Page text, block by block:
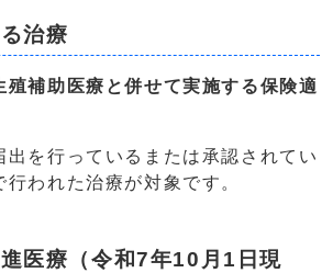
治療
殖補助医療と併せて実施する保険適
を行っているまたは承認されてい
われた治療が対象です。
医療（令和7年10月1日現